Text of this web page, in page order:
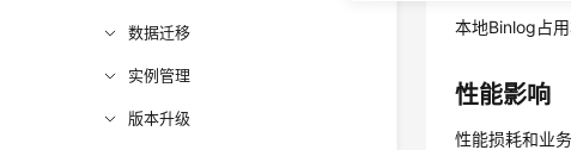
数据迁移
实例管理
版本升级
本地Binlog占
性能影响
性能损耗和业